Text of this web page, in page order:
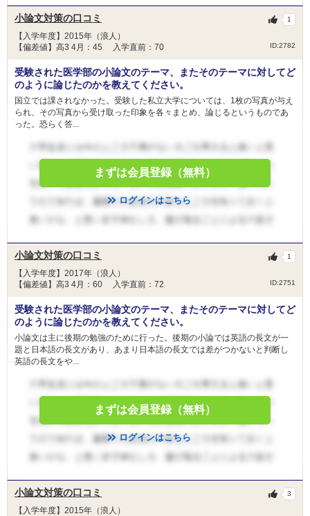
小論文対策の口コミ
【入学年度】2015年（浪人）
【偏差値】高3 4月：45 入学直前：70
ID:2782
1
受験された医学部の小論文のテーマ、またそのテーマに対してど
のように論じたのかを教えてください。
国立では課されなかった。受験した私立大学については、1枚の写真が与え
られ、その写真から受け取った印象を各々まとめ、論じるというものであ
った。恐らく答...
まずは会員登録（無料）
ログインはこちら
小論文対策の口コミ
【入学年度】2017年（浪人）
【偏差値】高3 4月：60 入学直前：72
ID:2751
1
受験された医学部の小論文のテーマ、またそのテーマに対してど
のように論じたのかを教えてください。
小論文は主に後期の勉強のために行った。後期の小論では英語の長文が一
題と日本語の長文があり、あまり日本語の長文では差がつかないと判断し
英語の長文をや...
まずは会員登録（無料）
ログインはこちら
小論文対策の口コミ
【入学年度】2015年（浪人）
3